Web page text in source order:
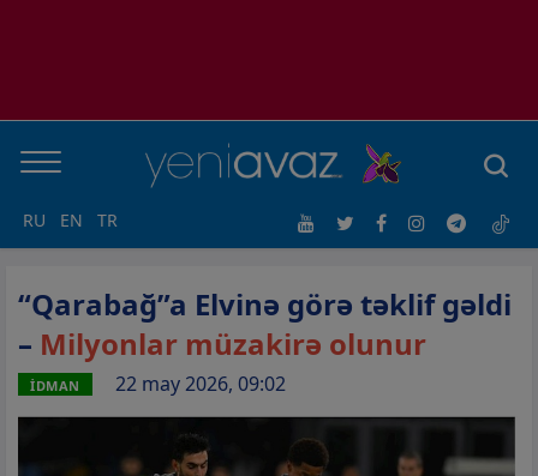
RU EN TR
“Qarabağ”a Elvinə görə təklif gəldi
– Milyonlar müzakirə olunur
İDMAN 22 may 2026, 09:02